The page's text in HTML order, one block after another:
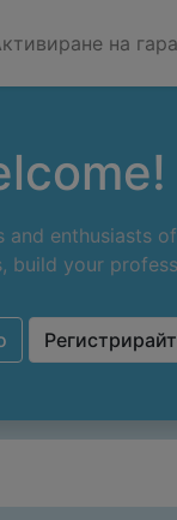
на
enthusiasts
build your